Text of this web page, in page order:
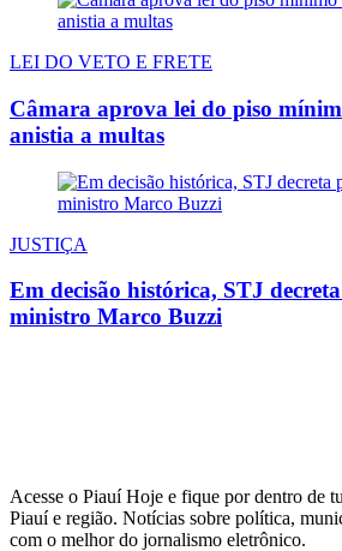
LEI DO VETO E FRETE
Câmara aprova lei do piso
anistia a multas
JUSTIÇA
Em decisão histórica, STJ
ministro Marco Buzzi
Acesse o Piauí Hoje e fique por dentro de
Piauí e região. Notícias sobre política,
com o melhor do jornalismo eletrônico.